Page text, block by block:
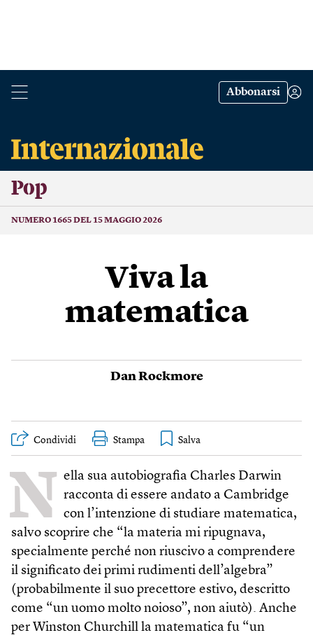
Abbonarsi
Pop
NUMERO 1665 DEL 15 MAGGIO 2026
Viva la
matematica
Dan Rockmore
Condividi Stampa
N ella sua autobiografia Charles Darwin
racconta di essere andato a Cambridge
con l’intenzione di studiare matematica,
salvo scoprire che “la materia mi ripugnava,
specialmente perché non riuscivo a comprendere
il significato dei primi rudimenti dell’algebra”
(probabilmente il suo precettore estivo, descritto
come “un uomo molto noioso”, non aiutò). Anche
per Winston Churchill la matematica fu “un